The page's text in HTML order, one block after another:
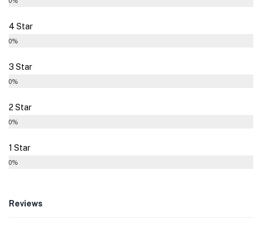
4 Star
0%
3 Star
0%
2 Star
0%
1 Star
0%
Reviews